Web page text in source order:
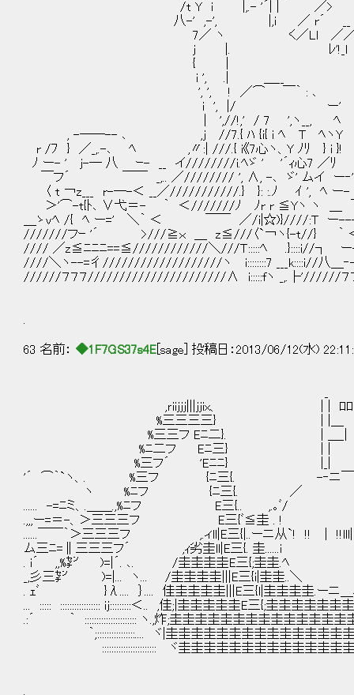
/t Y i |,.- '´| | ／>
八-' ,-', |,i ／ r´ __
7／ ヽ く／Ll ／
j |. ﾚ'!_l
{ | ／
i ', .| ＿__ ﾚ
', ', ! ／⌒ ￣｀ : ､ γ´￣￣￣￣
i ', |/ ー' | 彼方より、
| ',//!,' / 7 ',ヽ__, ﾍ ゝ＿＿＿＿
, -──-- ､ ,j //7.{ ﾊ {i{ i ﾍ T ﾍヽ
r /ﾌ } ／_,.-､ ﾍ ,〃:| ///.{ i《7心ヽ、Y ﾉ
ﾉ ー- ' j-─ 八 ｰ- __ イ////////i.ﾍゞ ' '´ｨ心7 ／
￣フ´ ￣￣ _,.. ／//////// ', ∧, -､ ゞ' ムイ ー
〈 t ￢z___ r-─-＜ __／///////////.} }: :.ﾉ ｲ ', ﾍ ー-
＞'⌒-t{ﾄ､ ∨弋＝- ｀ ＜///////ﾉ ﾉr r ≦Yヽ ヽ ＿ ￣
＿ゝvﾍ /{ ﾍ ー=' ＼｀ ＜ ￣￣ ／/i|☆)}////:T ー
///////フｰ '´ >///≧ｘ ＿ z≦///〈`￢ヽ{-t//} ｀ ＜ ＿
//// ／z≦ﾆﾆﾆ==≦////////////＼///Ｔ:::::ﾍ .}::::i//┐
////＼ヽ--=彳///////////////////ヽ i::::::::7 ___k::::i//八
//////７７７//////////////////////∧ i:::::fヽ _,.├'//////７７
63 名前： ◆1F7GS37s4E [sage] 投稿日：2013/06/12(水)
,ｒiiｊｊｊ|||jjix、 | | ﾛﾛ
%三三三三} | |＿ ＿
%三三フ Eﾆ二}. | ＿_| |
%ﾆ二フ Eﾆ三} | | ￣| | l_
%三フ´ 'Eﾆﾆ} |_| |￣ |.
'´ ⌒｀`ヽ、. %三フ {ﾆ三{. -‐ニ￣
ヽ %ﾆフ {ﾆ三{. ／ ＼
...... -=ﾆミ、.＿＿.,%ﾆフ E三{..
.,,,ー=＝-、＞三三三フ E三{ﾞ≦
......￣￣｀＞三三三フ ,.ィll|E三{|..ーニ从`! !!
ム三ﾆ=∥三三三フ´ ,ｨ劣圭ll|E三{. 圭
. i´ ,,%㌢ )=|´. ､. /圭圭圭圭E三{;圭
_,彡三㌢ )=|... ヽ... /圭圭圭圭|||E三{i|圭圭
. ｪﾞ }λ.... ｝.... 佳圭圭圭圭|||E三{l|圭圭圭圭.ー
... ::::: ::::::::::::::::: ij:::::::::＜.. ,佳;|圭圭圭圭圭E三{;圭圭
.:´ ｀ :::::::::::::::::::::: ヽ.,炸;圭圭圭圭圭圭圭圭圭圭圭
｀;::::::::::::::::.... ヾ|圭圭圭圭圭圭圭圭圭圭圭圭
::::::::::::::::::::::: ヾ圭圭圭圭圭圭圭圭圭圭圭